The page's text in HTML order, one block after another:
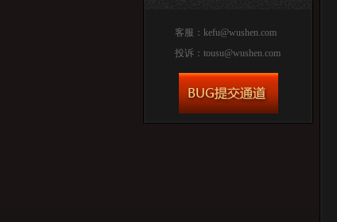
客服： kefu@wushen.com
投诉： tousu@wushen.com